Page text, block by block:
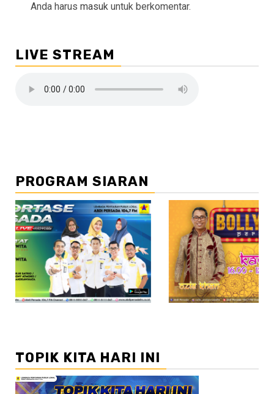
Anda harus masuk untuk berkomentar.
LIVE STREAM
PROGRAM SIARAN
//2
TOPIK KITA HARI INI